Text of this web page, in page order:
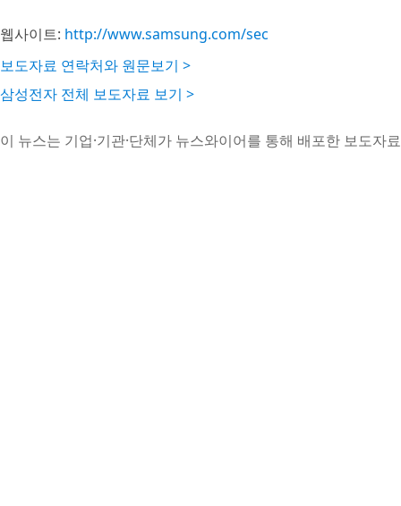
웹사이트: http://www.samsung.com/sec
보도자료 연락처와 원문보기 >
삼성전자 전체 보도자료 보기 >
이 뉴스는 기업·기관·단체가 뉴스와이어를 통해 배포한 보도자